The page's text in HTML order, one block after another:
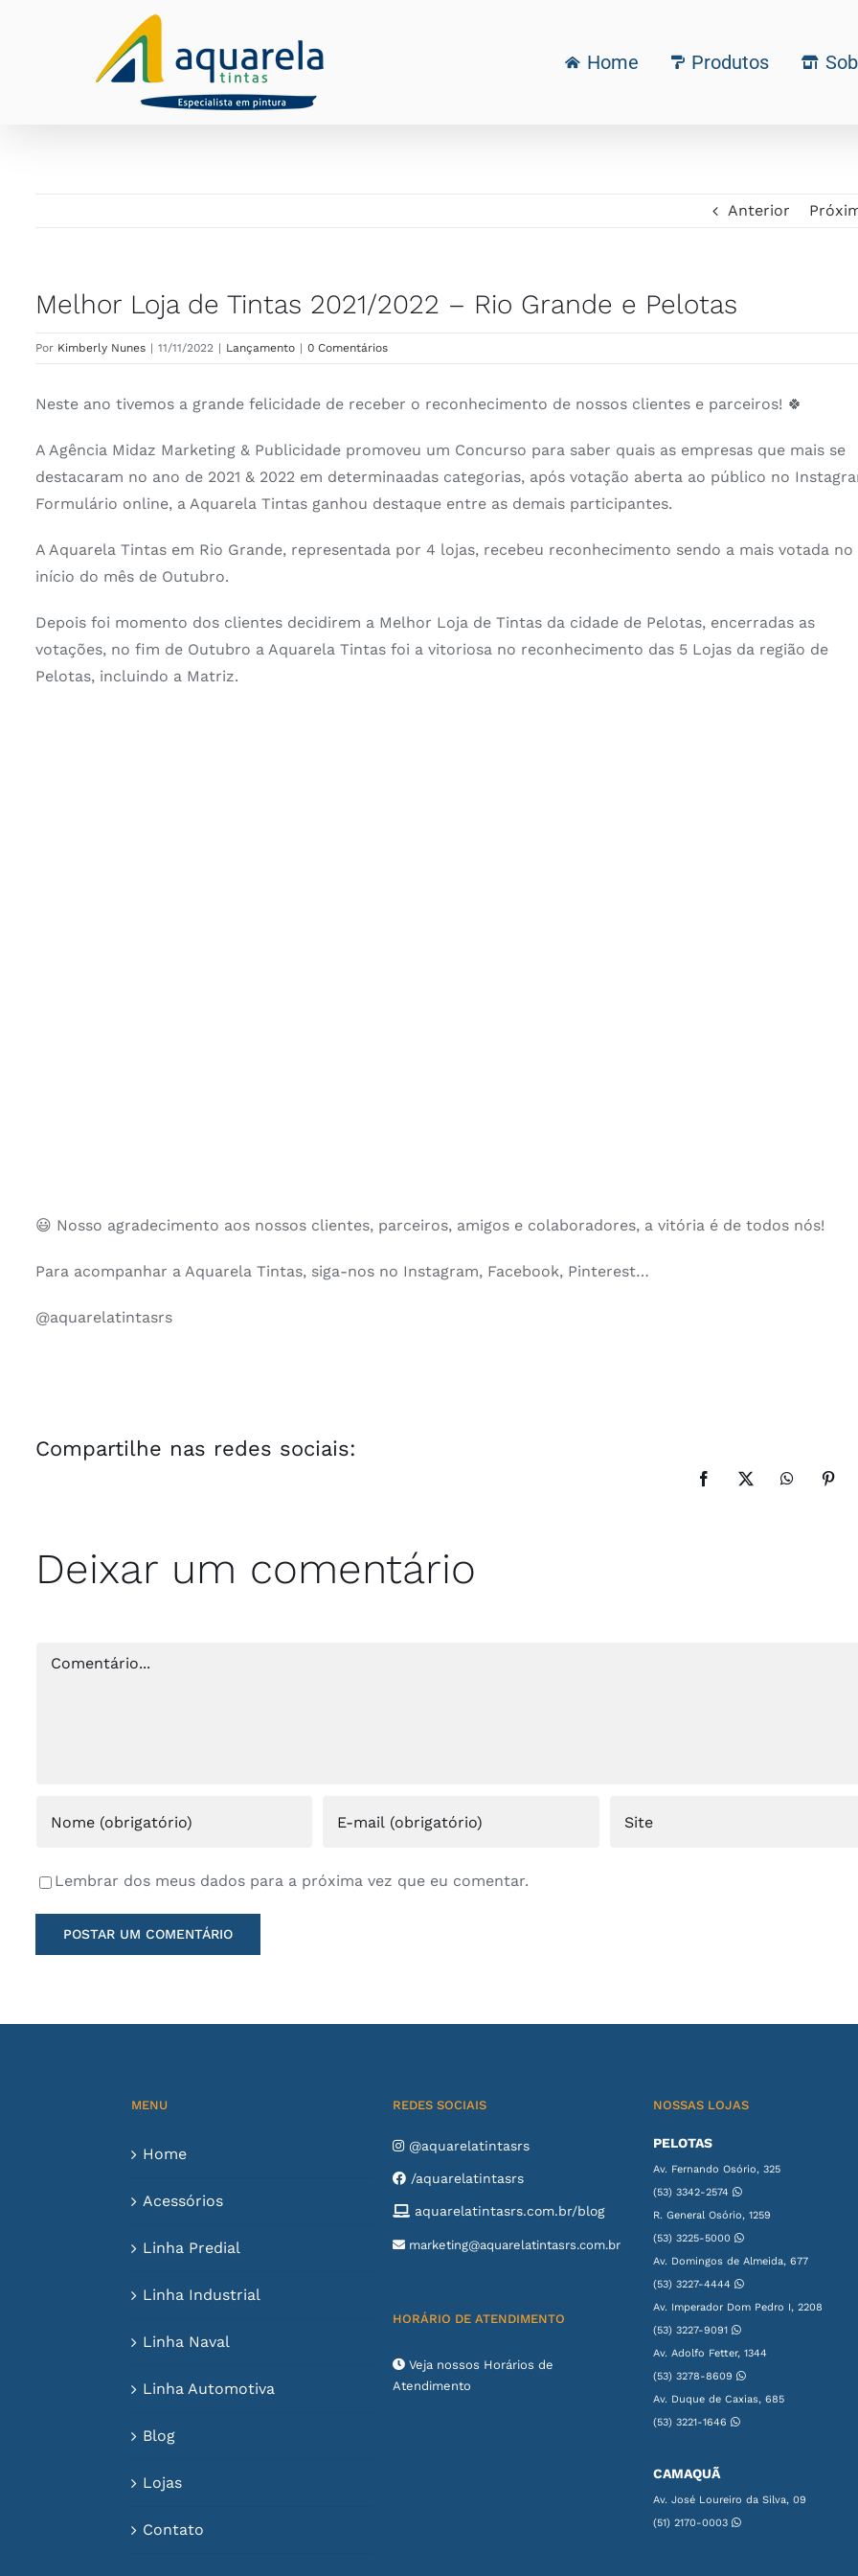
Home Produtos
Anterior
Melhor Loja de Tintas 2021/2022 – Rio Grande e Pelotas
Por Kimberly Nunes | 11/11/2022 | Lançamento | 0 Comentários
Neste ano tivemos a grande felicidade de receber o reconhecimento de nossos clientes e parceiros! 🍀
A Agência Midaz Marketing & Publicidade promoveu um Concurso para saber quais as empresas que mais se
destacaram no ano de 2021 & 2022 em determinaadas categorias, após votação aberta ao público no
Formulário online, a Aquarela Tintas ganhou destaque entre as demais participantes.
A Aquarela Tintas em Rio Grande, representada por 4 lojas, recebeu reconhecimento sendo a mais votada no
início do mês de Outubro.
Depois foi momento dos clientes decidirem a Melhor Loja de Tintas da cidade de Pelotas, encerradas as
votações, no fim de Outubro a Aquarela Tintas foi a vitoriosa no reconhecimento das 5 Lojas da região de
Pelotas, incluindo a Matriz.
😃 Nosso agradecimento aos nossos clientes, parceiros, amigos e colaboradores, a vitória é de todos nós!
Para acompanhar a Aquarela Tintas, siga-nos no Instagram, Facebook, Pinterest…
@aquarelatintasrs
Compartilhe nas redes sociais:
Facebook
X WhatsApp
Deixar um comentário
Comentário
Lembrar dos meus dados para a próxima vez que eu comentar.
MENU
Home
Acessórios
Linha Predial
Linha Industrial
Linha Naval
Linha Automotiva
Blog
Lojas
Contato
REDES SOCIAIS
@aquarelatintasrs
/aquarelatintasrs
aquarelatintasrs.com.br/blog
marketing@aquarelatintasrs.com.br
HORÁRIO DE ATENDIMENTO
Veja nossos Horários de
Atendimento
NOSSAS LOJAS
PELOTAS
Av. Fernando Osório, 325
(53) 3342-2574
R. General Osório, 1259
(53) 3225-5000
Av. Domingos de Almeida, 677
(53) 3227-4444
Av. Imperador Dom Pedro I, 2208
(53) 3227-9091
Av. Adolfo Fetter, 1344
(53) 3278-8609
Av. Duque de Caxias, 685
(53) 3221-1646
CAMAQUÃ
Av. José Loureiro da Silva, 09
(51) 2170-0003